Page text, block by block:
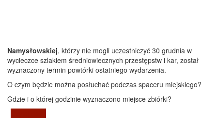
Namysłowskiej, którzy nie mogli uczestniczyć 30 grudnia w
wycieczce szlakiem średniowiecznych przestępstw i kar, został
wyznaczony termin powtórki ostatniego wydarzenia.
O czym będzie można posłuchać podczas spaceru miejskiego?
Gdzie i o której godzinie wyznaczono miejsce zbiórki?